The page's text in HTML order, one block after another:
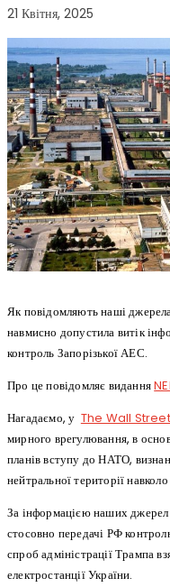
21 Квітня, 2025
Як повідомляють наші
навмисно допустила витік
контроль Запорізької АЕС.
Про це повідомляє видання
Нагадаємо, у The Wall
мирного врегулювання, в
планів вступу до НАТО,
нейтральної території
За інформацією наших
стосовно передачі РФ
спроб адміністрації Трампа
електростанції України.